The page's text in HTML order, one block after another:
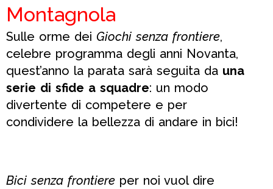
Montagnola
Sulle orme dei Giochi senza frontiere,
celebre programma degli anni Novanta,
quest’anno la parata sarà seguita da una
serie di sfide a squadre: un modo
divertente di competere e per
condividere la bellezza di andare in bici!
Bici senza frontiere per noi vuol dire